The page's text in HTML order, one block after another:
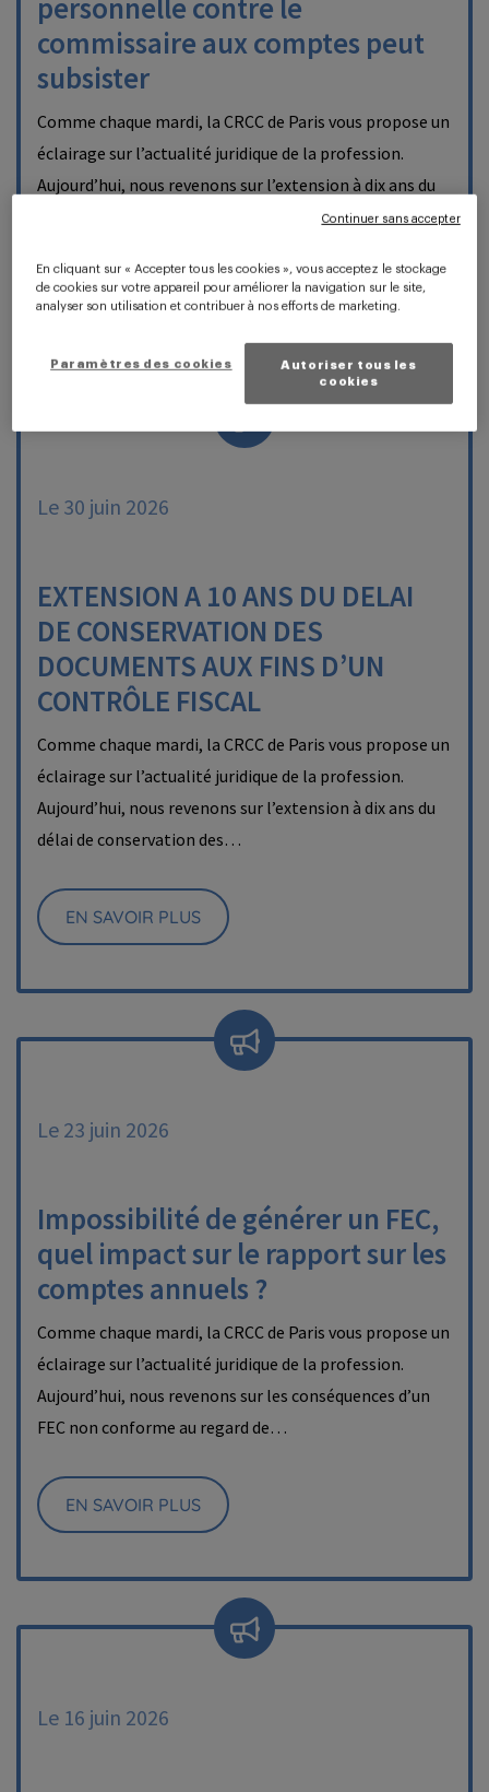
personnelle contre le
commissaire aux comptes peut
subsister
Comme chaque mardi, la CRCC de Paris vous propose un
éclairage sur l’actualité juridique de la profession.
Aujourd’hui, nous revenons sur l’extension à dix ans du
EN SAVOIR PLUS
Le 30 juin 2026
EXTENSION A 10 ANS DU DELAI
DE CONSERVATION DES
DOCUMENTS AUX FINS D’UN
CONTRÔLE FISCAL
Comme chaque mardi, la CRCC de Paris vous propose un
éclairage sur l’actualité juridique de la profession.
Aujourd’hui, nous revenons sur l’extension à dix ans du
délai de conservation des…
EN SAVOIR PLUS
Le 23 juin 2026
Impossibilité de générer un FEC,
quel impact sur le rapport sur les
comptes annuels ?
Comme chaque mardi, la CRCC de Paris vous propose un
éclairage sur l’actualité juridique de la profession.
Aujourd’hui, nous revenons sur les conséquences d’un
FEC non conforme au regard de…
EN SAVOIR PLUS
Le 16 juin 2026
En cliquant sur « Accepter tous les cookies », vous acceptez le stockage
de cookies sur votre appareil pour améliorer la navigation sur le site,
analyser son utilisation et contribuer à nos efforts de marketing.
Autoriser tous les
cookies
Paramètres des cookies
Continuer sans accepter